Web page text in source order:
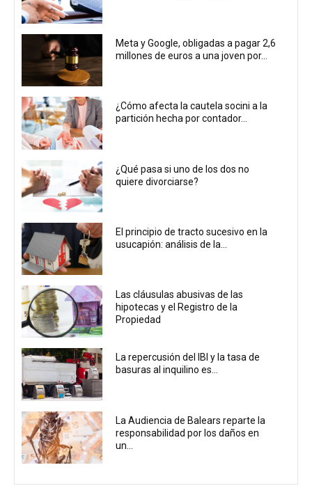
Meta y Google, obligadas a pagar 2,6
millones de euros a una joven por...
¿Cómo afecta la cautela socini a la
partición hecha por contador...
¿Qué pasa si uno de los dos no
quiere divorciarse?
El principio de tracto sucesivo en la
usucapión: análisis de la...
Las cláusulas abusivas de las
hipotecas y el Registro de la
Propiedad
La repercusión del IBI y la tasa de
basuras al inquilino es...
La Audiencia de Balears reparte la
responsabilidad por los daños en
un...